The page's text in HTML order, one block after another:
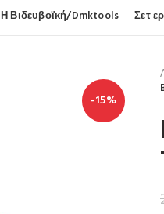
Η Βιδευβοϊκή/Dmktools Σετ
-15%